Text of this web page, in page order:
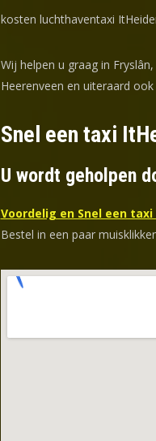
kosten luchthaventaxi
Wij helpen u graag in
Heerenveen en uiteraard
Snel een taxi
U wordt geholpen
Voordelig en Snel een taxi
Bestel in een paar